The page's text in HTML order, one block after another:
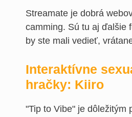
Streamate je dobrá
camming. Sú tu aj ďalšie
by ste mali vedieť,
Interaktívne
hračky: Kiiro
"Tip to Vibe" je dôležitým